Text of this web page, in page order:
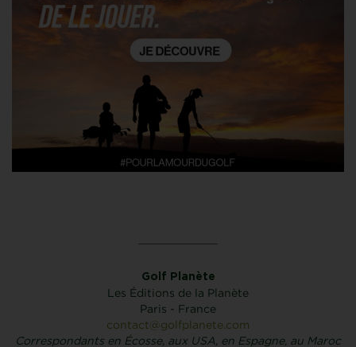
Golf Planète
Les Éditions de la Planète
Paris - France
contact@golfplanete.com
Correspondants en Écosse, aux USA, en Espagne, au Maroc